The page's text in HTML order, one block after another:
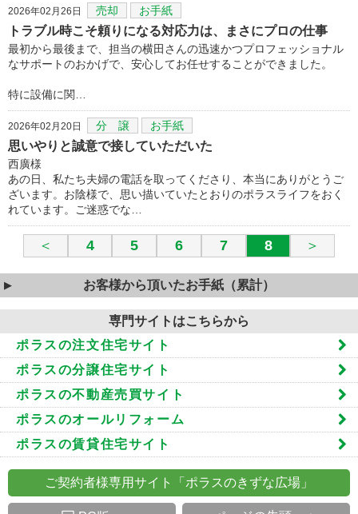
2026年02月26日 売却 お手紙
トラブル時こそ頼りになる対応力は、まさにプロの仕事
最初から最後まで、担当の横田さんの迅速かつプロフェッショナル
なサポートのおかげで、安心してお任せすることができました。
​特に設備に関…
2026年02月20日 分 譲 お手紙
思いやりと誠意で接していただいた
西廣様
あの日、私たち夫婦の電話を取ってくださり、本当にありがとうご
ざいます。お陰様で、思い描いていたとおりのポラスライフをおく
れています。ご迷惑でな…
＜ 4 5 6 7 8 ＞
お客様から頂いたお手紙（累計）
専門サイトはこちらから
ポラスの注文住宅サイト
ポラスの分譲住宅サイト
ポラスの不動産売買サイト
ポラスのオールリフォーム
ポラスの賃貸住宅サイト
ご契約者様専用サイト「ポラスのきずな広場」